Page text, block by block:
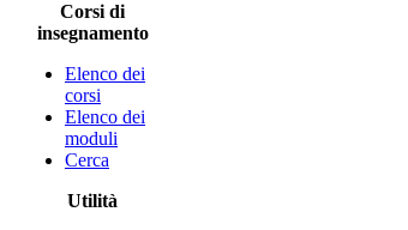
Corsi di
insegnamento
Elenco dei
corsi
Elenco dei
moduli
Cerca
Utilità